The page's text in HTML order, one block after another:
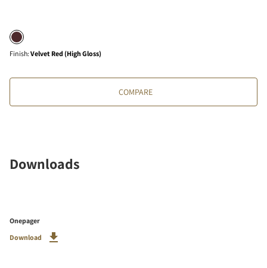
Finish: Velvet Red (High Gloss)
COMPARE
Downloads
Onepager
Download